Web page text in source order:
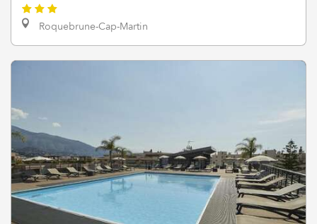
Roquebrune-Cap-Martin